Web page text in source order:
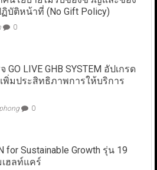
บัติหน้าที่ (No Gift Policy)
0
LIVE GHB SYSTEM อัปเกรด
เพิ่มประสิทธิภาพการให้บริการ
0
Sustainable Growth รุ่น 19
ฮลท์แคร์